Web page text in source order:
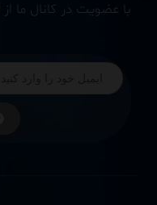
با عضویت در کانال ما از